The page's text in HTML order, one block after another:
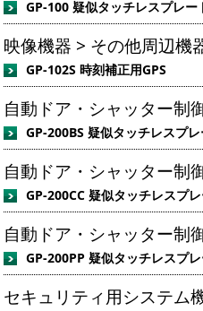
GP-100 疑似タッチレスプレー
映像機器 > その他周辺機
GP-102S 時刻補正用GPS
自動ドア・シャッター制
GP-200BS 疑似タッチレスプ
自動ドア・シャッター制
GP-200CC 疑似タッチレスプ
自動ドア・シャッター制
GP-200PP 疑似タッチレスプ
セキュリティ用システム